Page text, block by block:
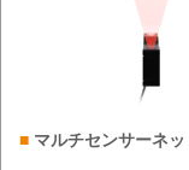
■ マルチセンサーネ